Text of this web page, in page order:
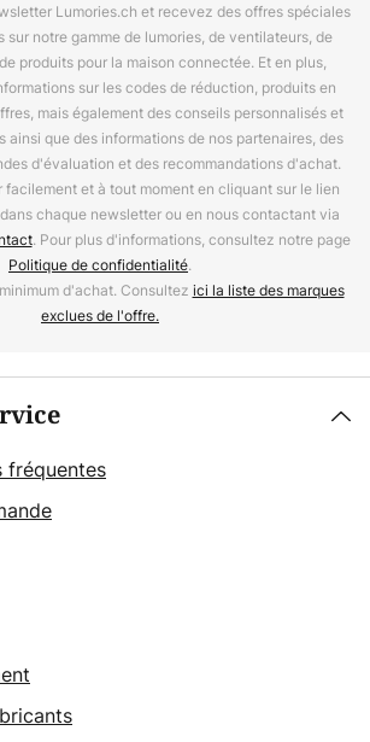
Lumories.ch et recevez des offres spéciales
notre gamme de lumories, de ventilateurs, de
produits pour la maison connectée. Et en plus,
sur les codes de réduction, produits en
mais également des conseils personnalisés et
ainsi que des informations de nos partenaires, des
d'évaluation et des recommandations d'achat.
facilement et à tout moment en cliquant sur le lien
chaque newsletter ou en nous contactant via
. Pour plus d'informations, consultez notre page
Politique de confidentialité.
d'achat. Consultez ici la liste des marques
exclues de l'offre.
fréquentes